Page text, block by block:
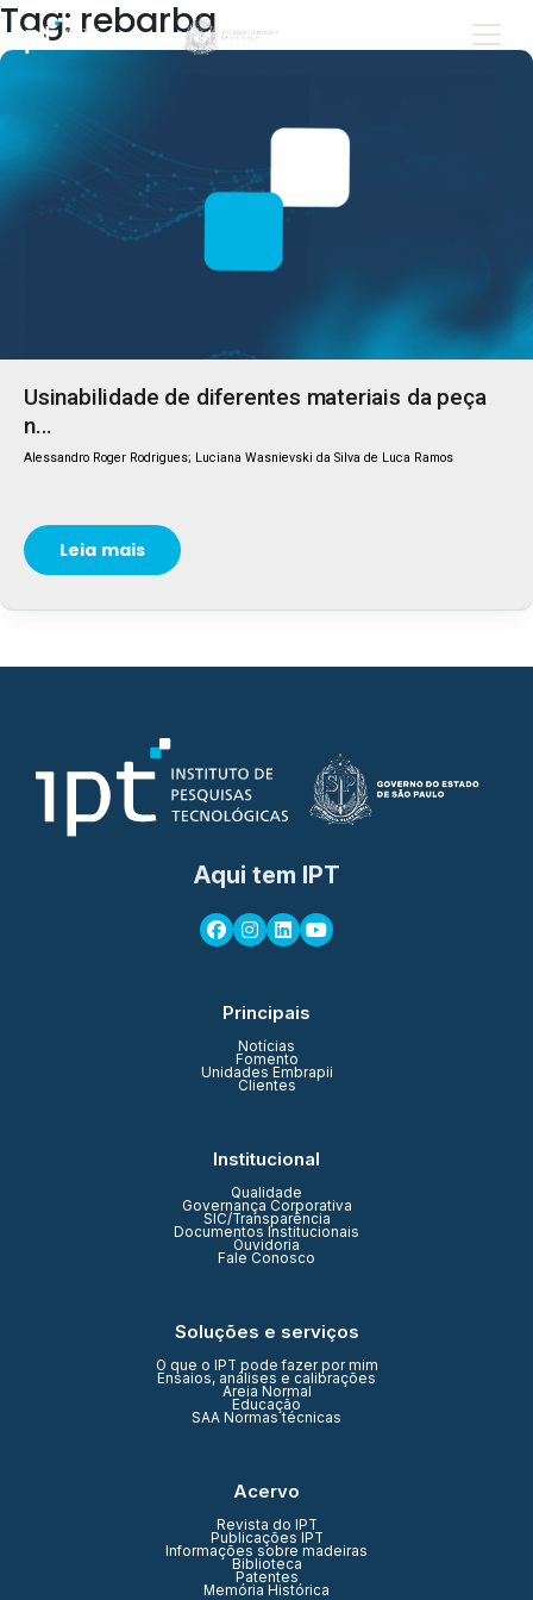
Tag: rebarba
Usinabilidade de diferentes materiais da peça
n...
Alessandro Roger Rodrigues; Luciana Wasnievski da Silva de Luca Ramos
Leia mais
Aqui tem IPT
Principais
Notícias
Fomento
Unidades Embrapii
Clientes
Institucional
Qualidade
Governança Corporativa
SIC/Transparência
Documentos Institucionais
Ouvidoria
Fale Conosco
Soluções e serviços
O que o IPT pode fazer por mim
Ensaios, análises e calibrações
Areia Normal
Educação
SAA Normas técnicas
Acervo
Revista do IPT
Publicações IPT
Informações sobre madeiras
Biblioteca
Patentes
Memória Histórica